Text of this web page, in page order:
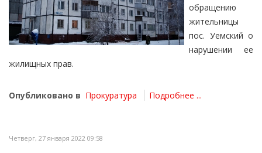
обращению
жительницы
пос. Уемский о
нарушении ее
жилищных прав.
Опубликовано в Прокуратура Подробнее ...
Четверг, 27 января 2022 09:58